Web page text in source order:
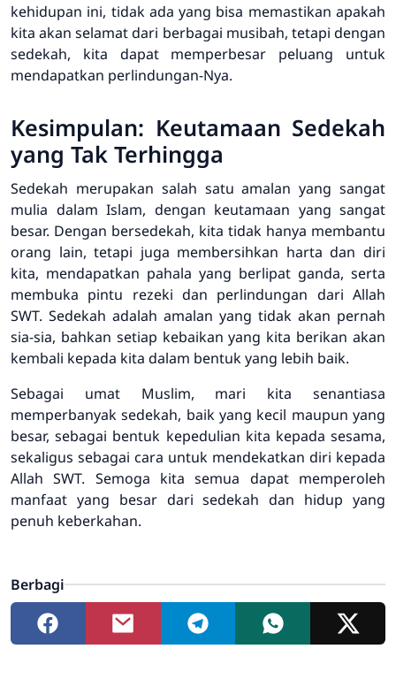
kehidupan ini, tidak ada yang bisa memastikan apakah
kita akan selamat dari berbagai musibah, tetapi dengan
sedekah, kita dapat memperbesar peluang untuk
mendapatkan perlindungan-Nya.
Kesimpulan: Keutamaan Sedekah
yang Tak Terhingga
Sedekah merupakan salah satu amalan yang sangat
mulia dalam Islam, dengan keutamaan yang sangat
besar. Dengan bersedekah, kita tidak hanya membantu
orang lain, tetapi juga membersihkan harta dan diri
kita, mendapatkan pahala yang berlipat ganda, serta
membuka pintu rezeki dan perlindungan dari Allah
SWT. Sedekah adalah amalan yang tidak akan pernah
sia-sia, bahkan setiap kebaikan yang kita berikan akan
kembali kepada kita dalam bentuk yang lebih baik.
Sebagai umat Muslim, mari kita senantiasa
memperbanyak sedekah, baik yang kecil maupun yang
besar, sebagai bentuk kepedulian kita kepada sesama,
sekaligus sebagai cara untuk mendekatkan diri kepada
Allah SWT. Semoga kita semua dapat memperoleh
manfaat yang besar dari sedekah dan hidup yang
penuh keberkahan.
Berbagi